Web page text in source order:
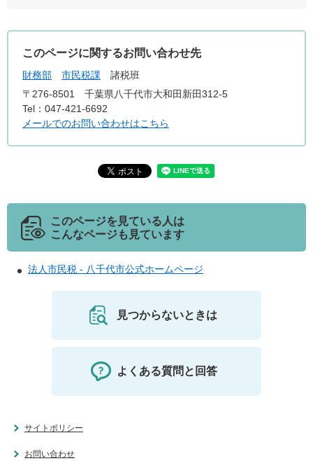
このページに関するお問い合わせ先
財務部 市民税課
諸税班
〒276-8501
千葉県八千代市大和田新田312-5
Tel：047-421-6692
メールでのお問い合わせはこちら
このページを見ている人は
こんなページも見ています
法人市民税 - 八千代市公式ホームページ
見つからないときは
よくある質問と回答
サイトポリシー
お問い合わせ